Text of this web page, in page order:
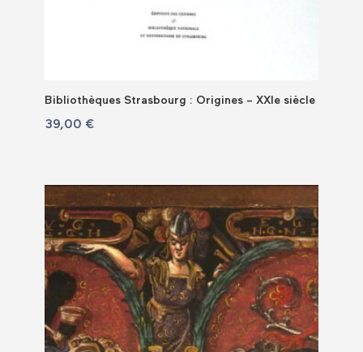
Bibliothèques Strasbourg : Origines – XXIe siècle
39,00 €